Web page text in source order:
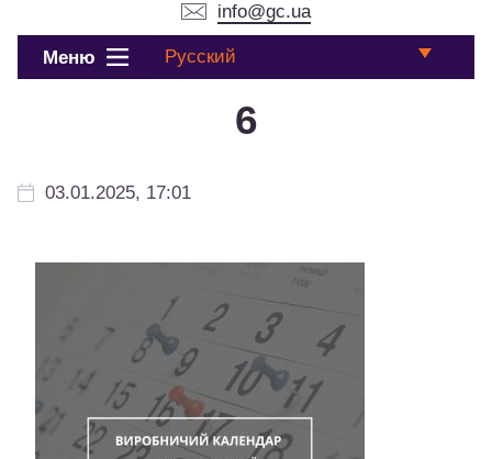
info@gc.ua
Меню Русский
6
03.01.2025, 17:01